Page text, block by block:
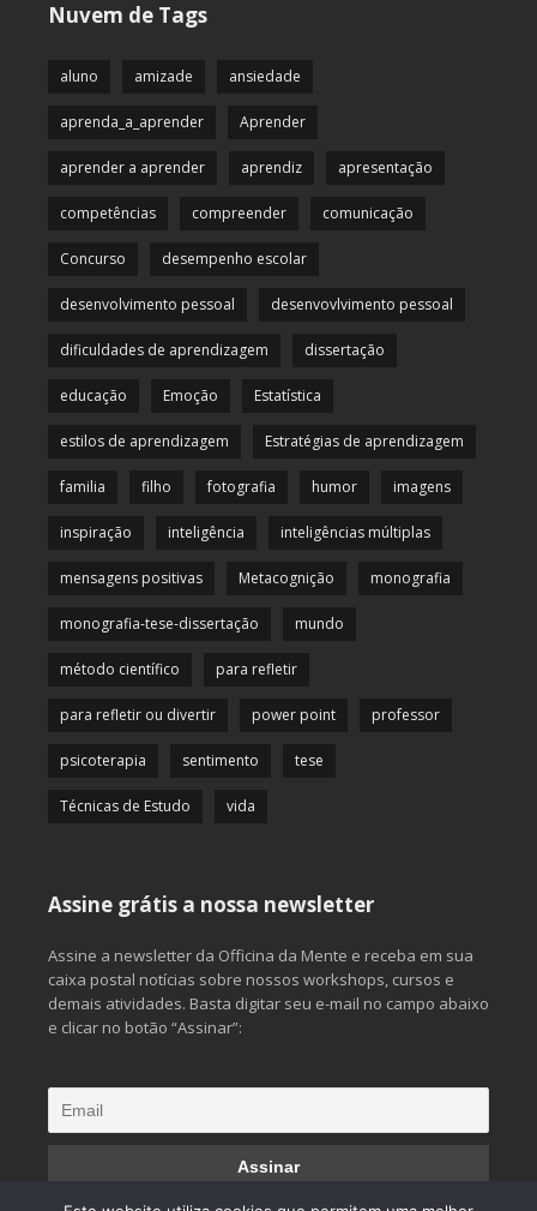
Nuvem de Tags
aluno amizade ansiedade
aprenda_a_aprender Aprender
aprender a aprender aprendiz apresentação
competências compreender comunicação
Concurso desempenho escolar
desenvolvimento pessoal desenvovlvimento pessoal
dificuldades de aprendizagem dissertação
educação Emoção Estatística
estilos de aprendizagem Estratégias de aprendizagem
familia filho fotografia humor imagens
inspiração inteligência inteligências múltiplas
mensagens positivas Metacognição monografia
monografia-tese-dissertação mundo
método científico para refletir
para refletir ou divertir power point professor
psicoterapia sentimento tese
Técnicas de Estudo vida
Assine grátis a nossa newsletter
Assine a newsletter da Officina da Mente e receba em sua
caixa postal notícias sobre nossos workshops, cursos e
demais atividades. Basta digitar seu e-mail no campo abaixo
e clicar no botão “Assinar”: